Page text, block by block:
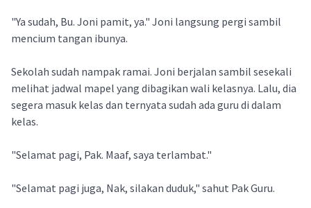
"Ya sudah, Bu. Joni pamit, ya." Joni langsung pergi sambil
mencium tangan ibunya.
Sekolah sudah nampak ramai. Joni berjalan sambil sesekali
melihat jadwal mapel yang dibagikan wali kelasnya. Lalu, dia
segera masuk kelas dan ternyata sudah ada guru di dalam
kelas.
"Selamat pagi, Pak. Maaf, saya terlambat."
"Selamat pagi juga, Nak, silakan duduk," sahut Pak Guru.